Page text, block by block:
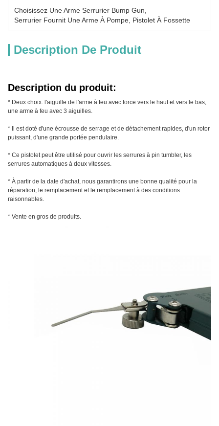
Choisissez Une Arme Serrurier Bump Gun
Serrurier Fournit Une Arme À Pompe Pistolet À Fossette
Description De Produit
Description du produit:
* Deux choix: l'aiguille de l'arme à feu avec force vers le haut et vers le bas,
une arme à feu avec 3 aiguilles.
* Il est doté d'une écrousse de serrage et de détachement rapides, d'un rotor
puissant, d'une grande portée pendulaire.
* Ce pistolet peut être utilisé pour ouvrir les serrures à pin tumbler, les
serrures automatiques à deux vitesses.
* À partir de la date d'achat, nous garantirons une bonne qualité pour la
réparation, le remplacement et le remplacement à des conditions
raisonnables.
* Vente en gros de produits.